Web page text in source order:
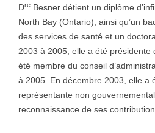
Dre Besner détient un diplôme
North Bay (Ontario), ainsi qu’un
des services de santé et un
2003 à 2005, elle a été présidente
été membre du conseil
à 2005. En décembre 2003, elle a
représentante non
reconnaissance de ses